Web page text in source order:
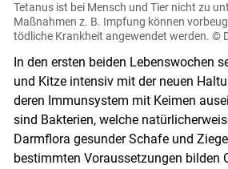
Tetanus ist bei Mensch und Tier nicht zu
Maßnahmen z. B. Impfung können
tödliche Krankheit angewendet werden. ©
In den ersten beiden Lebenswochen
und Kitze intensiv mit der neuen
deren Immunsystem mit Keimen
sind Bakterien, welche
Darmflora gesunder Schafe und
bestimmten Voraussetzungen bilden